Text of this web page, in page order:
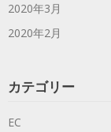
2020年3月
2020年2月
カテゴリー
EC